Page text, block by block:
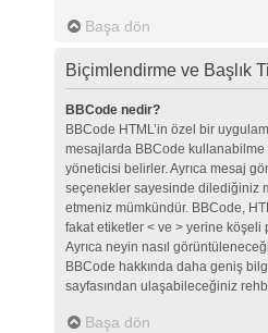
Başa dön
Biçimlendirme ve Başlık
BBCode nedir?
BBCode HTML’in özel bir
mesajlarda BBCode kullanabilme
yöneticisi belirler. Ayrıca mesaj
seçenekler sayesinde dilediğiniz
etmeniz mümkündür. BBCode,
fakat etiketler < ve > yerine köşeli
Ayrıca neyin nasıl
BBCode hakkında daha geniş
sayfasından ulaşabileceğiniz
Başa dön